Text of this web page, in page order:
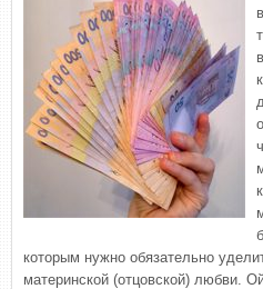
которым нужно обязательно
материнской (отцовской) любви.